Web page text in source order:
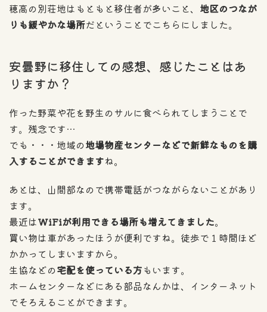
穂高の別荘地はもともと移住者が多いこと、 地区のつなが
りも緩やかな場所だということでこちらにしました。
安曇野に移住しての感想、感じたことはあ
りますか？
作った野菜や花を野生のサルに食べられてしまうことで
す。残念です…
でも・・・地域の地場物産センターなどで新鮮なものを購
入することができますね。
あとは、山間部なので携帯電話がつながらないことがあり
ます。
最近はWiFiが利用できる場所も増えてきました。
買い物は車があったほうが便利ですね。徒歩で１時間ほど
かかってしまいますから。
生協などの宅配を使っている方もいます。
ホームセンターなどにある部品なんかは、インターネット
でそろえることができます。